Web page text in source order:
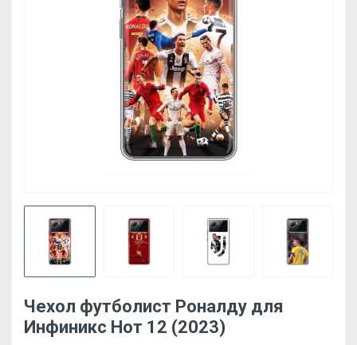
Чехол футболист Роналду для
Инфиникс Нот 12 (2023)